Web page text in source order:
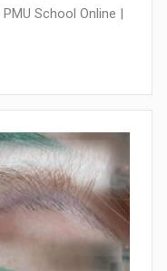
PMU School Online |